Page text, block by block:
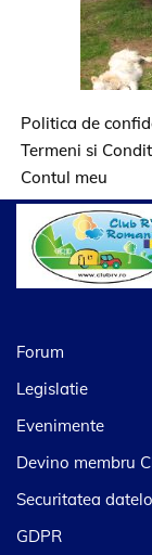
Politica de
Termeni si
Contul meu
Forum
Legislatie
Evenimente
Devino membru
Securitatea
GDPR